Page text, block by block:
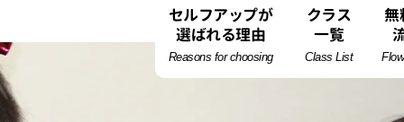
セルフアップが
選ばれる理由
Reasons for choosing
クラス
一覧
Class List
無